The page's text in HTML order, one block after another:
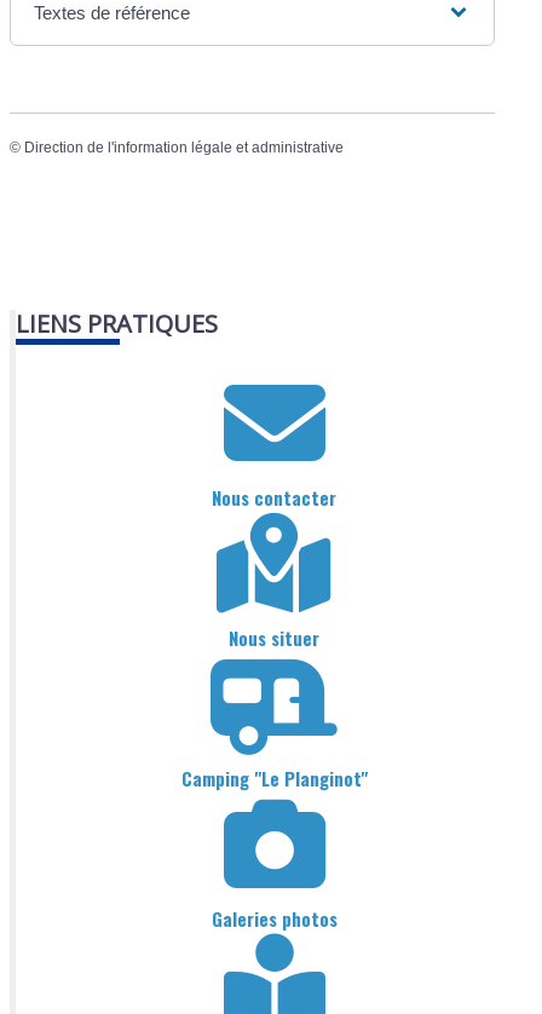
Textes de référence
© Direction de l'information légale et administrative
LIENS PRATIQUES
Nous contacter
Nous situer
Camping "Le Planginot"
Galeries photos